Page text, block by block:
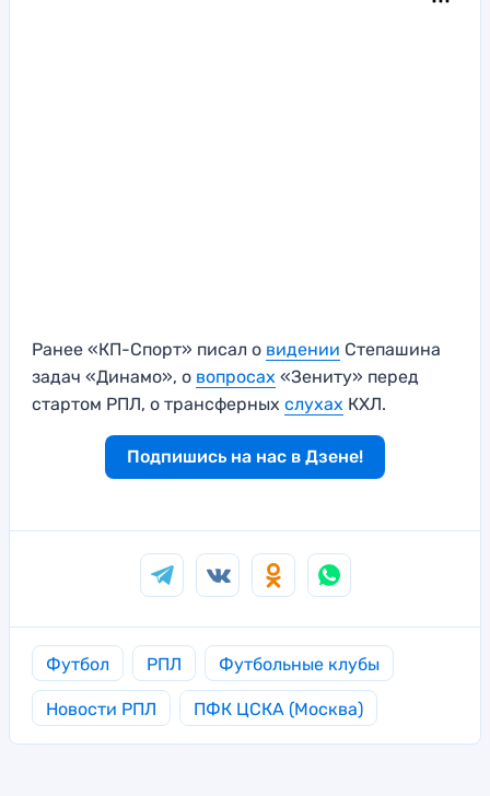
Ранее «КП-Спорт» писал о видении Степашина
задач «Динамо», о вопросах «Зениту» перед
стартом РПЛ, о трансферных слухах КХЛ.
Подпишись на нас в Дзене!
Футбол РПЛ Футбольные клубы
Новости РПЛ ПФК ЦСКА (Москва)